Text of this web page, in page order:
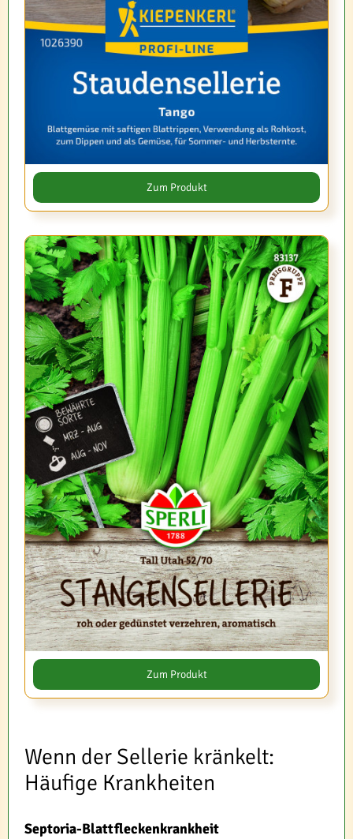
Zum Produkt
Zum Produkt
Wenn der Sellerie kränkelt:
Häufige Krankheiten
Septoria-Blattfleckenkrankheit